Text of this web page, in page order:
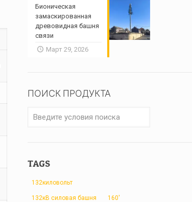
Бионическая
замаскированная
древовидная башня
связи
Март 29, 2026
ПОИСК ПРОДУКТА
TAGS
132киловольт
132кВ силовая башня 160'